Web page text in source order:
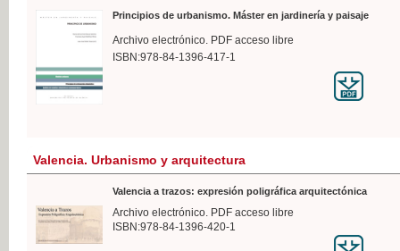
Principios de urbanismo. Máster en jardinería y paisaje
Archivo electrónico. PDF acceso libre
ISBN:978-84-1396-417-1
Valencia. Urbanismo y arquitectura
Valencia a trazos: expresión poligráfica arquitectónica
Archivo electrónico. PDF acceso libre
ISBN:978-84-1396-420-1